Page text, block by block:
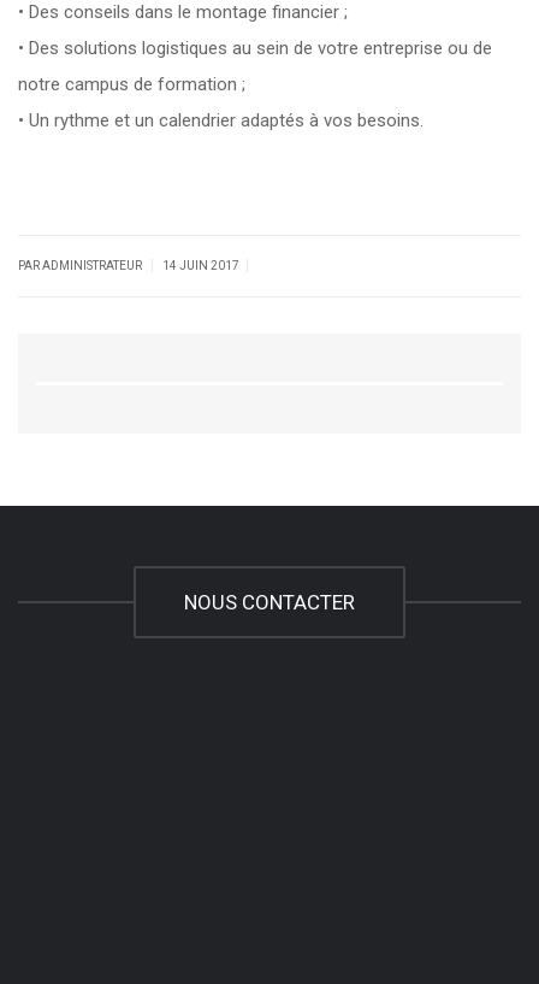
• Des conseils dans le montage financier ;
• Des solutions logistiques au sein de votre entreprise ou de
notre campus de formation ;
• Un rythme et un calendrier adaptés à vos besoins.
PAR ADMINISTRATEUR 14 JUIN 2017
NOUS CONTACTER